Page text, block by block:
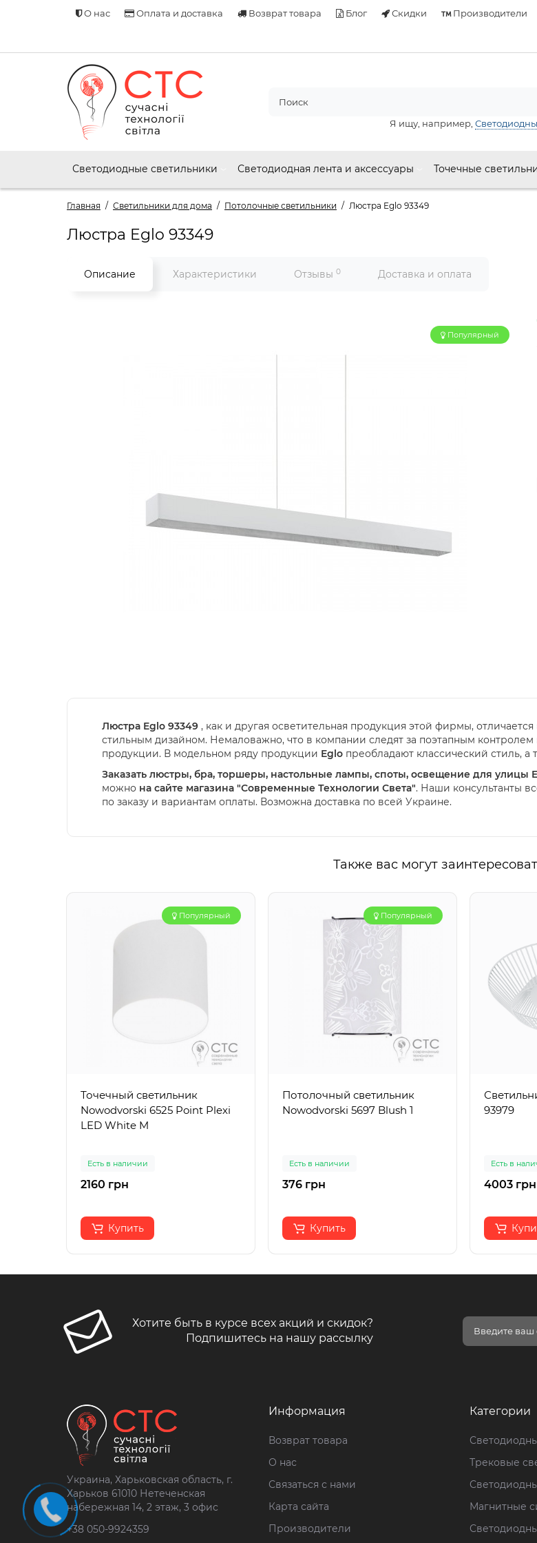
О нас Оплата и доставка Возврат товара Блог Скидки Производители
Я ищу, например,
Светодиодные светильники Светодиодная лента и аксессуары Точечные
Главная Светильники для дома Потолочные светильники Люстра Eglo 93349
Люстра Eglo 93349
Описание Характеристики Отзывы 0 Доставка и оплата
Популярный
Люстра Eglo 93349 , как и другая осветительная продукция этой фирмы,
стильным дизайном. Немаловажно, что в компании следят за поэтапным
продукции. В модельном ряду продукции Eglo преобладают классический стиль,
Заказать люстры, бра, торшеры, настольные лампы, споты, освещение для улицы
можно на сайте магазина "Современные Технологии Света". Наши консультанты
по заказу и вариантам оплаты. Возможна доставка по всей Украине.
Также вас могут
Популярный
Точечный светильник
Nowodvorski 6525 Point Plexi
LED White M
Есть в наличии
2160 грн
Купить
Популярный
Потолочный светильник
Nowodvorski 5697 Blush 1
Есть в наличии
376 грн
Купить
93979
Есть в
4003 грн
Хотите быть в курсе всех акций и скидок?
Подпишитесь на нашу рассылку
Украина, Харьковская область, г.
Харьков 61010 Нетеченская
набережная 14, 2 этаж, 3 офис
+38 050-9924359
Информация
Возврат товара
О нас
Связаться с нами
Карта сайта
Производители
Категории
Трековые
Магнитные